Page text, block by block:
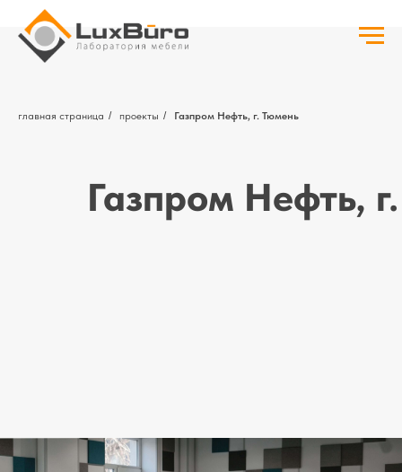
главная страница / проекты / Газпром Нефть, г. Тюмень
Газпром Нефть,